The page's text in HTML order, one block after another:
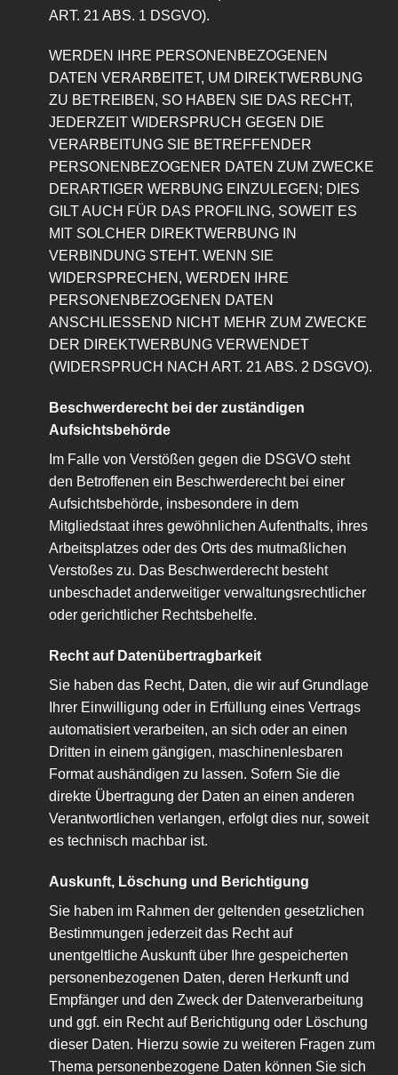
ART. 21 ABS. 1 DSGVO).
WERDEN IHRE PERSONENBEZOGENEN
DATEN VERARBEITET, UM DIREKTWERBUNG
ZU BETREIBEN, SO HABEN SIE DAS RECHT,
JEDERZEIT WIDERSPRUCH GEGEN DIE
VERARBEITUNG SIE BETREFFENDER
PERSONENBEZOGENER DATEN ZUM ZWECKE
DERARTIGER WERBUNG EINZULEGEN; DIES
GILT AUCH FÜR DAS PROFILING, SOWEIT ES
MIT SOLCHER DIREKTWERBUNG IN
VERBINDUNG STEHT. WENN SIE
WIDERSPRECHEN, WERDEN IHRE
PERSONENBEZOGENEN DATEN
ANSCHLIESSEND NICHT MEHR ZUM ZWECKE
DER DIREKTWERBUNG VERWENDET
(WIDERSPRUCH NACH ART. 21 ABS. 2 DSGVO).
Beschwerde­recht bei der zuständigen
Aufsichts­behörde
Im Falle von Verstößen gegen die DSGVO steht
den Betroffenen ein Beschwerderecht bei einer
Aufsichtsbehörde, insbesondere in dem
Mitgliedstaat ihres gewöhnlichen Aufenthalts, ihres
Arbeitsplatzes oder des Orts des mutmaßlichen
Verstoßes zu. Das Beschwerderecht besteht
unbeschadet anderweitiger verwaltungsrechtlicher
oder gerichtlicher Rechtsbehelfe.
Recht auf Daten­übertrag­barkeit
Sie haben das Recht, Daten, die wir auf Grundlage
Ihrer Einwilligung oder in Erfüllung eines Vertrags
automatisiert verarbeiten, an sich oder an einen
Dritten in einem gängigen, maschinenlesbaren
Format aushändigen zu lassen. Sofern Sie die
direkte Übertragung der Daten an einen anderen
Verantwortlichen verlangen, erfolgt dies nur, soweit
es technisch machbar ist.
Auskunft, Löschung und Berichtigung
Sie haben im Rahmen der geltenden gesetzlichen
Bestimmungen jederzeit das Recht auf
unentgeltliche Auskunft über Ihre gespeicherten
personenbezogenen Daten, deren Herkunft und
Empfänger und den Zweck der Datenverarbeitung
und ggf. ein Recht auf Berichtigung oder Löschung
dieser Daten. Hierzu sowie zu weiteren Fragen zum
Thema personenbezogene Daten können Sie sich